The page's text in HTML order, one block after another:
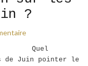
?
Quel
de Juin pointer le